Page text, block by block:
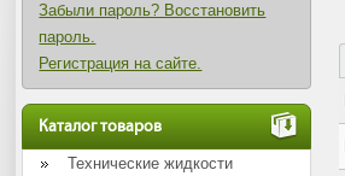
Забыли пароль? Восстановить
пароль.
Регистрация на сайте.
Каталог товаров
Технические жидкости